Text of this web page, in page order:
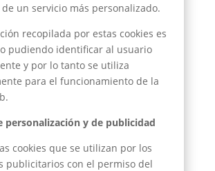
un servicio más personalizado.
recopilada por estas cookies es
pudiendo identificar al usuario
y por lo tanto se utiliza
para el funcionamiento de la
personalización y de publicidad
cookies que se utilizan por los
publicitarios con el permiso del